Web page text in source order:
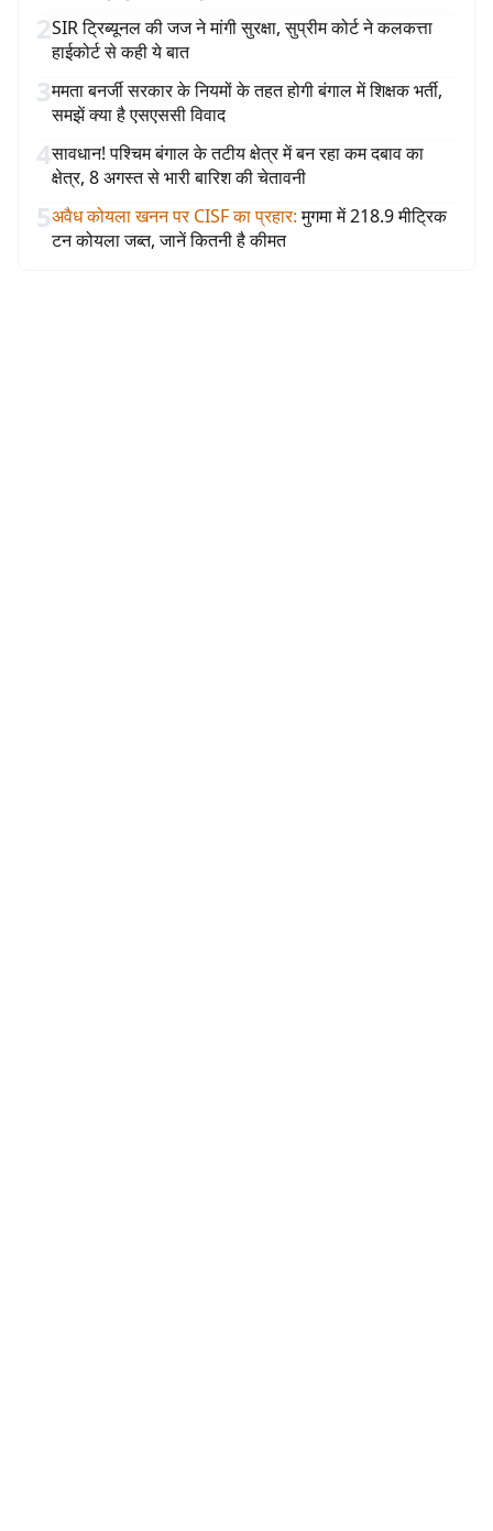
2SIR ट्रिब्यूनल की जज ने मांगी सुरक्षा, सुप्रीम कोर्ट ने कलकत्ता
हाईकोर्ट से कही ये बात
3ममता बनर्जी सरकार के नियमों के तहत होगी बंगाल में शिक्षक भर्ती,
समझें क्या है एसएससी विवाद
4सावधान! पश्चिम बंगाल के तटीय क्षेत्र में बन रहा कम दबाव का
क्षेत्र, 8 अगस्त से भारी बारिश की चेतावनी
5अवैध कोयला खनन पर CISF का प्रहार: मुगमा में 218.9 मीट्रिक
टन कोयला जब्त, जानें कितनी है कीमत